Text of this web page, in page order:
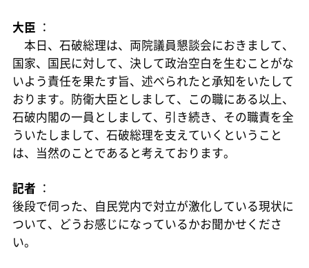
大臣 ：
本日、石破総理は、両院議員懇談会におきまして、
国家、国民に対して、決して政治空白を生むことがな
いよう責任を果たす旨、述べられたと承知をいたして
おります。防衛大臣としまして、この職にある以上、
石破内閣の一員としまして、引き続き、その職責を全
ういたしまして、石破総理を支えていくということ
は、当然のことであると考えております。
記者 ：
後段で伺った、自民党内で対立が激化している現状に
ついて、どうお感じになっているかお聞かせくださ
い。